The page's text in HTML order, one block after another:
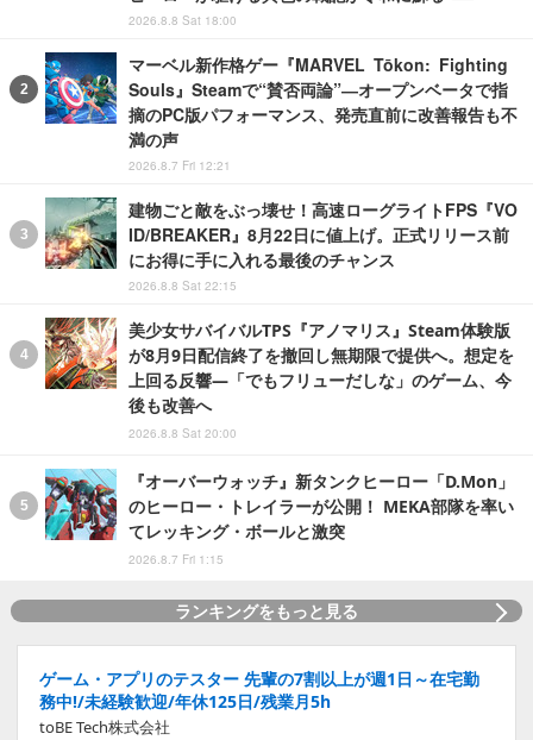
2026.8.8 Sat 18:00
マーベル新作格ゲー『MARVEL Tōkon: Fighting
Souls』Steamで“賛否両論”―オープンベータで指
摘のPC版パフォーマンス、発売直前に改善報告も不
満の声
2026.8.7 Fri 12:21
建物ごと敵をぶっ壊せ！高速ローグライトFPS『VO
ID/BREAKER』8月22日に値上げ。正式リリース前
にお得に手に入れる最後のチャンス
2026.8.8 Sat 22:15
美少女サバイバルTPS『アノマリス』Steam体験版
が8月9日配信終了を撤回し無期限で提供へ。想定を
上回る反響―「でもフリューだしな」のゲーム、今
後も改善へ
2026.8.8 Sat 20:00
『オーバーウォッチ』新タンクヒーロー「D.Mon」
のヒーロー・トレイラーが公開！ MEKA部隊を率い
てレッキング・ボールと激突
2026.8.7 Fri 1:15
ランキングをもっと見る
ゲーム・アプリのテスター 先輩の7割以上が週1日～在宅勤
務中!/未経験歓迎/年休125日/残業月5h
toBE Tech株式会社